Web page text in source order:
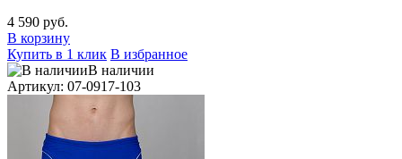
4 590 руб.
В корзину
Купить в 1 клик В избранное
В наличии
Артикул: 07-0917-103